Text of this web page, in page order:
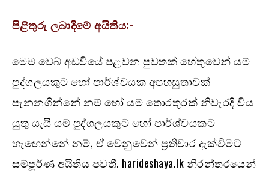
පිළිතුරු ලබාදීමේ අයිතිය:-
මෙම වෙබ් අඩවියේ පළවන පුවතක් හේතුවෙන් යම්
පුද්ගලයකුට හෝ පාර්ශ්වයක අපහසුතාවක්
පැනනගින්නේ නම් හෝ යම් තොරතුරක් නිවැරදි විය
යුතු යැයි යම් පුද්ගලයකුට හෝ පාර්ශ්වයකට
හැඟෙන්නේ නම්, ඒ වෙනුවෙන් ප්‍රතිචාර දැක්වීමට
සම්පූර්ණ අයිතිය පවතී. harideshaya.lk නිරන්තරයෙන්